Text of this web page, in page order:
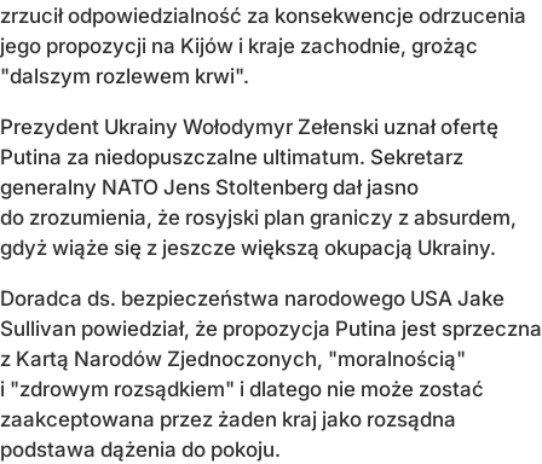
zrzucił odpowiedzialność za konsekwencje odrzucenia
jego propozycji na Kijów i kraje zachodnie, grożąc
"dalszym rozlewem krwi".
Prezydent Ukrainy Wołodymyr Zełenski uznał ofertę
Putina za niedopuszczalne ultimatum. Sekretarz
generalny NATO Jens Stoltenberg dał jasno
do zrozumienia, że rosyjski plan graniczy z absurdem,
gdyż wiąże się z jeszcze większą okupacją Ukrainy.
Doradca ds. bezpieczeństwa narodowego USA Jake
Sullivan powiedział, że propozycja Putina jest sprzeczna
z Kartą Narodów Zjednoczonych, "moralnością"
i "zdrowym rozsądkiem" i dlatego nie może zostać
zaakceptowana przez żaden kraj jako rozsądna
podstawa dążenia do pokoju.